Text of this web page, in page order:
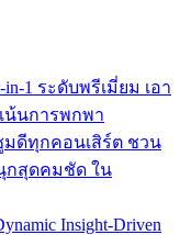
1 ระดับพรีเมี่ยม เอา
น้นการพกพา
มดีทุกคอนเสิร์ต ชวน
กสุดคมชัด ใน
Insight-Driven